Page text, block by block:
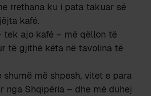
rrethana ku i pata takuar së
kafé.
tek ajo kafé – më qëllon të
të gjithë këta në tavolina të
shumë më shpesh, vitet e para
nga Shqipëria – dhe më duhej